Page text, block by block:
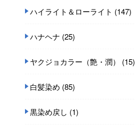
ハイライト＆ローライト (147)
ハナヘナ (25)
ヤクジョカラー（艶・潤） (15)
白髪染め (85)
黒染め戻し (1)